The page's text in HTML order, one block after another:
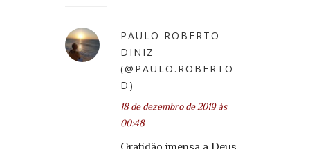
PAULO ROBERTO
DINIZ
(@PAULO.ROBERTO
D)
18 de dezembro de 2019 às
00:48